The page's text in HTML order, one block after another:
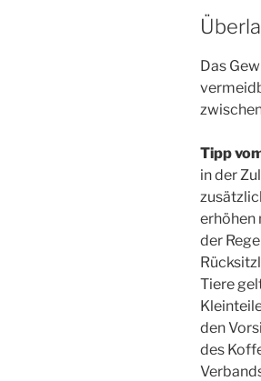
Das
Tipp
in der
erhöhen
der
Tiere
den
des